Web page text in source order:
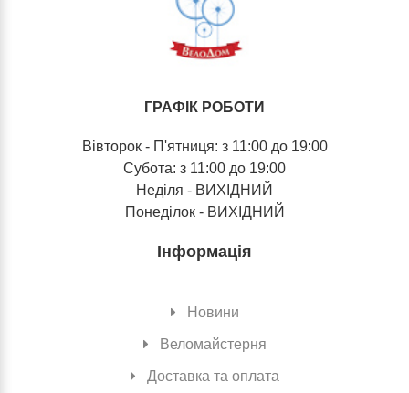
ГРАФІК РОБОТИ
Вівторок - П'ятниця: з 11:00 до 19:00
Субота: з 11:00 до 19:00
Неділя - ВИХІДНИЙ
Понеділок - ВИХІДНИЙ
Інформація
Новини
Веломайстерня
Доставка та оплата